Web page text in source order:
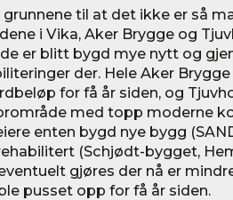
grunnene til at det ikke er så
i Vika, Aker Brygge og
er blitt bygd mye nytt og
der. Hele Aker
for få år siden, og
med topp moderne
enten bygd nye bygg
(Schjødt-bygget,
gjøres der nå er
pusset opp for få år siden.